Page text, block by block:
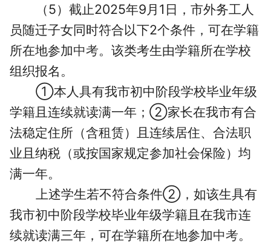
（5）截止2025年9月1日，市外务工人
员随迁子女同时符合以下2个条件，可在学籍
所在地参加中考。该类考生由学籍所在学校
组织报名。
①本人具有我市初中阶段学校毕业年级
学籍且连续就读满一年；②家长在我市有合
法稳定住所（含租赁）且连续居住、合法职
业且纳税（或按国家规定参加社会保险）均
满一年。
上述学生若不符合条件②，如该生具有
我市初中阶段学校毕业年级学籍且在我市连
续就读满三年，可在学籍所在地参加中考。